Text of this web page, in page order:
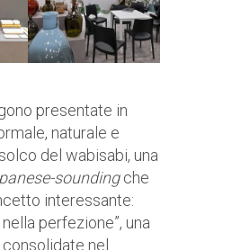
presentate in
naturale e
del wabisabi, una
soundingche
interessante:
perfezione”, una
nel